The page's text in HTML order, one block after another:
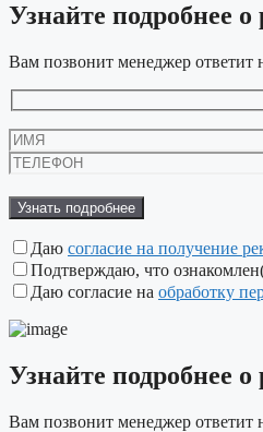
Узнайте подробнее о
Вам позвонит менеджер ответит
это
поле
пустым.
Даю согласие на получение
Подтверждаю, что
Даю согласие на обработку
Узнайте подробнее о
Вам позвонит менеджер ответит